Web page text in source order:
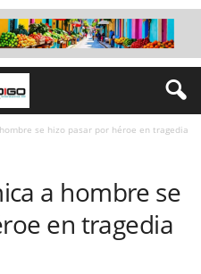
se hizo pasar por héroe en tragedia
a hombre se
en tragedia